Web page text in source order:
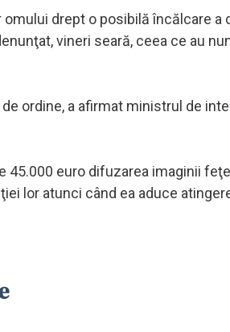
drept o posibilă încălcare a
vineri seară, ceea ce au
ordine, a afirmat ministrul de
euro difuzarea imaginii
lor atunci când ea aduce